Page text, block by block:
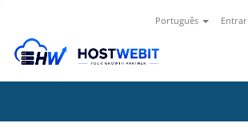
Português Entrar